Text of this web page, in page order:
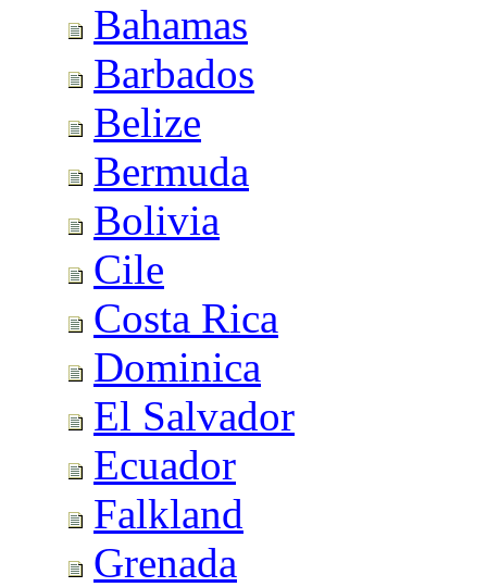
Bahamas
Barbados
Belize
Bermuda
Bolivia
Cile
Costa Rica
Dominica
El Salvador
Ecuador
Falkland
Grenada